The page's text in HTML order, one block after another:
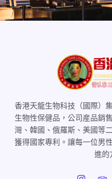
香港天龍生物科技（國際）
生物性保健品，公司産品銷
灣、韓國、俄羅斯、美國等
獲得國家專利。讓每一位男
進的